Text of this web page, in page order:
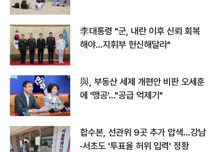
李대통령 "군, 내란 이후 신뢰 회복
해야…지휘부 헌신해달라"
與, 부동산 세제 개편안 비판 오세훈
에 '맹공'…"공급 억제기"
합수본, 선관위 9곳 추가 압색…강남
·서초도 '투표율 허위 입력' 정황